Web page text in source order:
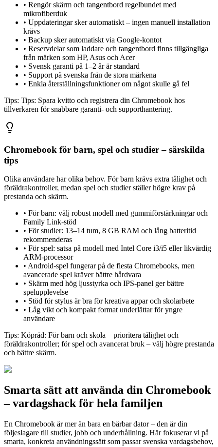
• Rengör skärm och tangentbord regelbundet med
mikrofiberduk
• Uppdateringar sker automatiskt – ingen manuell installation
krävs
• Backup sker automatiskt via Google-kontot
• Reservdelar som laddare och tangentbord finns tillgängliga
från märken som HP, Asus och Acer
• Svensk garanti på 1–2 år är standard
• Support på svenska från de stora märkena
• Enkla återställningsfunktioner om något skulle gå fel
Tips: Tips: Spara kvitto och registrera din Chromebook hos
tillverkaren för snabbare garanti- och supporthantering.
Chromebook för barn, spel och studier – särskilda
tips
Olika användare har olika behov. För barn krävs extra tålighet och
föräldrakontroller, medan spel och studier ställer högre krav på
prestanda och skärm.
• För barn: välj robust modell med gummiförstärkningar och
Family Link-stöd
• För studier: 13–14 tum, 8 GB RAM och lång batteritid
rekommenderas
• För spel: satsa på modell med Intel Core i3/i5 eller likvärdig
ARM-processor
• Android-spel fungerar på de flesta Chromebooks, men
avancerade spel kräver bättre hårdvara
• Skärm med hög ljusstyrka och IPS-panel ger bättre
spelupplevelse
• Stöd för stylus är bra för kreativa appar och skolarbete
• Låg vikt och kompakt format underlättar för yngre
användare
Tips: Köpråd: För barn och skola – prioritera tålighet och
föräldrakontroller; för spel och avancerat bruk – välj högre prestanda
och bättre skärm.
Smarta sätt att använda din Chromebook
– vardagshack för hela familjen
En Chromebook är mer än bara en bärbar dator – den är din
följeslagare till studier, jobb och underhållning. Här fokuserar vi på
smarta, konkreta användningssätt som passar svenska vardagsbehov,